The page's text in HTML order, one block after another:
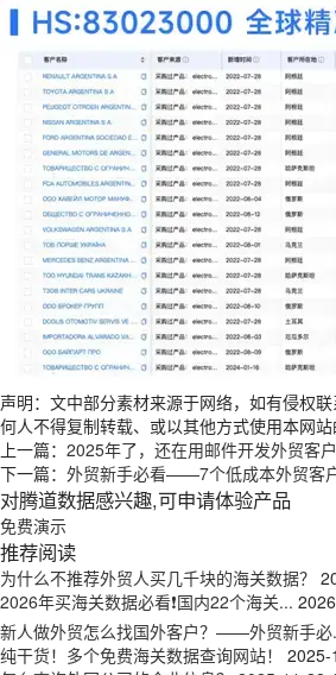
声明：文中部分素材来源于网络，如有侵权
何人不得复制转载、或以其他方式使用本网
上一篇： 2025年了，还在用邮件开发外贸客
下一篇： 外贸新手必看——7个低成本外贸客
对腾道数据感兴趣,可申请体验产品
免费演示
推荐阅读
为什么不推荐外贸人买几千块的海关数据？
2026年买海关数据必看❗国内22个海关...
新人做外贸怎么找国外客户？——外贸新手必
纯干货！多个免费海关数据查询网站！
2025-